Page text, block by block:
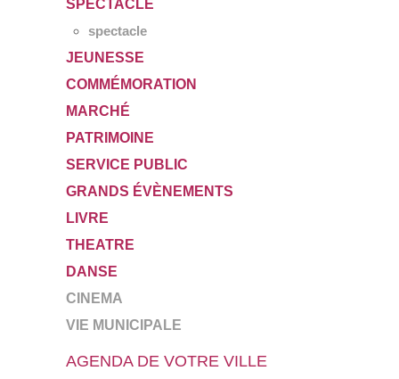
SPECTACLE
spectacle
JEUNESSE
COMMÉMORATION
MARCHÉ
PATRIMOINE
SERVICE PUBLIC
GRANDS ÉVÈNEMENTS
LIVRE
THEATRE
DANSE
CINEMA
VIE MUNICIPALE
AGENDA DE VOTRE VILLE